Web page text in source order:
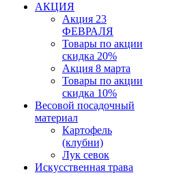
АКЦИЯ
Акция 23
ФЕВРАЛЯ
Товары по акции
скидка 20%
Акция 8 марта
Товары по акции
скидка 10%
Весовой посадочный
материал
Картофель
(клубни)
Лук севок
Искусственная трава